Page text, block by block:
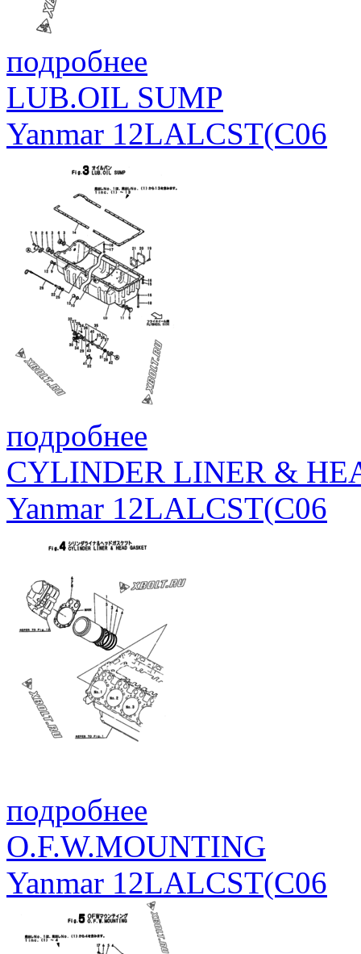
подробнее
LUB.OIL SUMP
Yanmar 12LALCST(C06
подробнее
CYLINDER LINER &
Yanmar 12LALCST(C06
подробнее
O.F.W.MOUNTING
Yanmar 12LALCST(C06